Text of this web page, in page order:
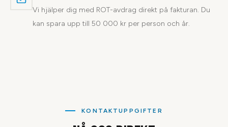
Vi hjälper dig med ROT-avdrag direkt på fakturan. Du
kan spara upp till 50 000 kr per person och år.
KONTAKTUPPGIFTER